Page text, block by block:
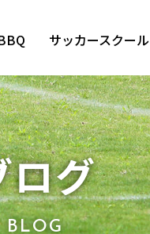
サッカースクール
ログ
BLOG